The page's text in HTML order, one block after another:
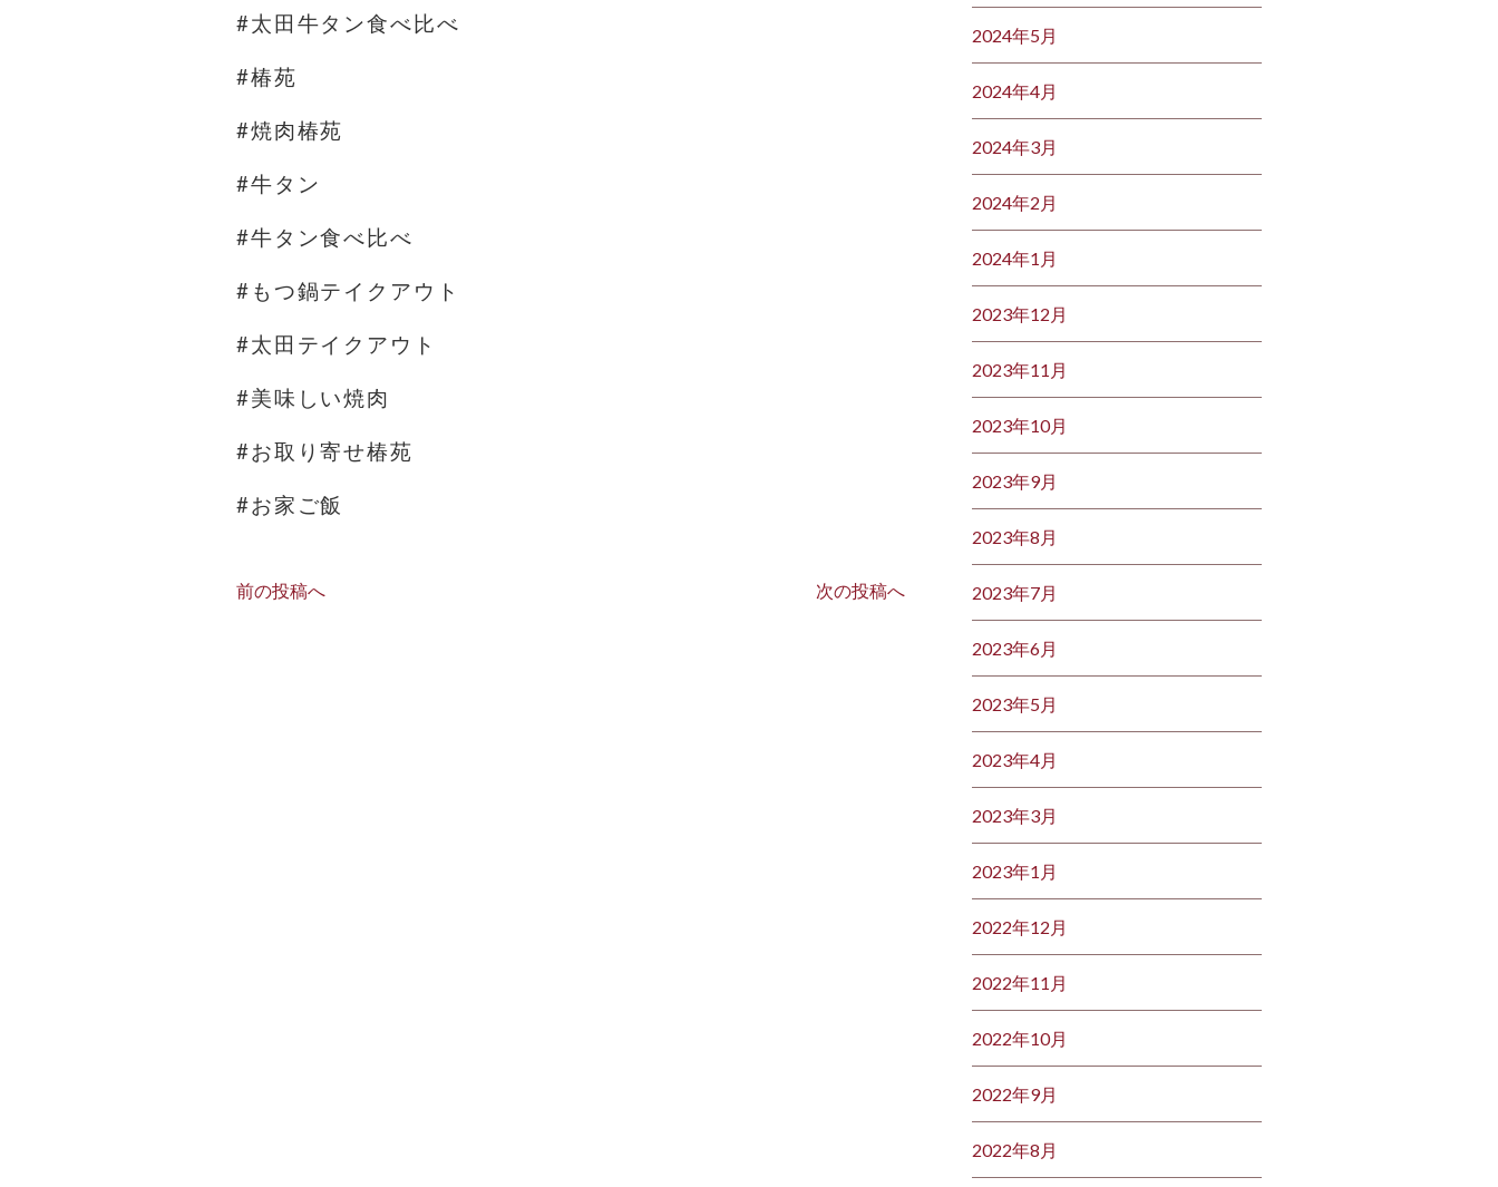
#太田牛タン食べ比べ
#椿苑
#焼肉椿苑
#牛タン
#牛タン食べ比べ
#もつ鍋テイクアウト
#太田テイクアウト
#美味しい焼肉
#お取り寄せ椿苑
#お家ご飯
前の投稿へ 次の投稿へ
2024年5月
2024年4月
2024年3月
2024年2月
2024年1月
2023年12月
2023年11月
2023年10月
2023年9月
2023年8月
2023年7月
2023年6月
2023年5月
2023年4月
2023年3月
2023年1月
2022年12月
2022年11月
2022年10月
2022年9月
2022年8月